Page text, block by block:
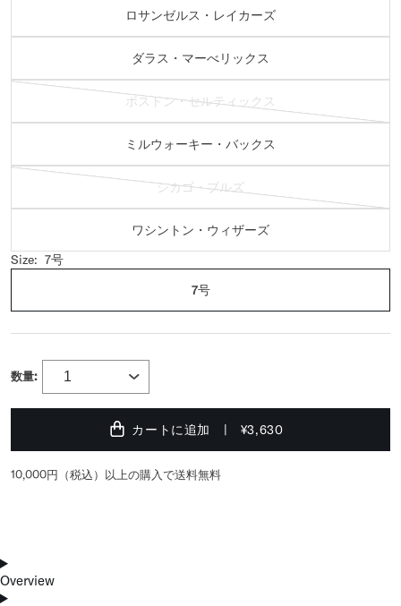
ロサンゼルス・レイカーズ
ダラス・マーべリックス
ボストン・セルティックス
ミルウォーキー・バックス
シカゴ・ブルズ
ワシントン・ウィザーズ
Size: 7号
7号
数量:
カートに追加 ¥3,630
10,000円（税込）以上の購入で送料無料
Overview